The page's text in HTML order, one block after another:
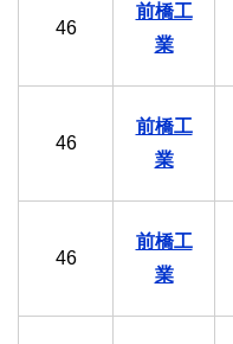
46
前橋工
業
46
前橋工
業
46
前橋工
業